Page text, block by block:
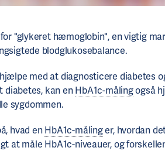
"glykeret hæmoglobin", en vigtig
blodglukosebalance.
med at diagnosticere diabetes
diabetes, kan enHbA1c-målingogså
sygdommen.
hvad enHbA1c-målinger, hvordan
at måle HbA1c-niveauer, og